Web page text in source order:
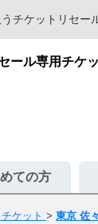
チケットリセ
ール専用チケ
ての方
ケット > 東京 佐